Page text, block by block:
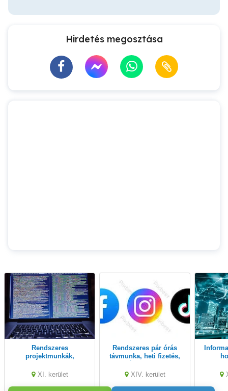
Hirdetés megosztása
Rendszeres
projektmunkák,
tanulmányok készítése,
PÁLYAKEZDŐ is
XI. kerület
Rendszeres pár órás
távmunka, heti fizetés,
XIV. kerület